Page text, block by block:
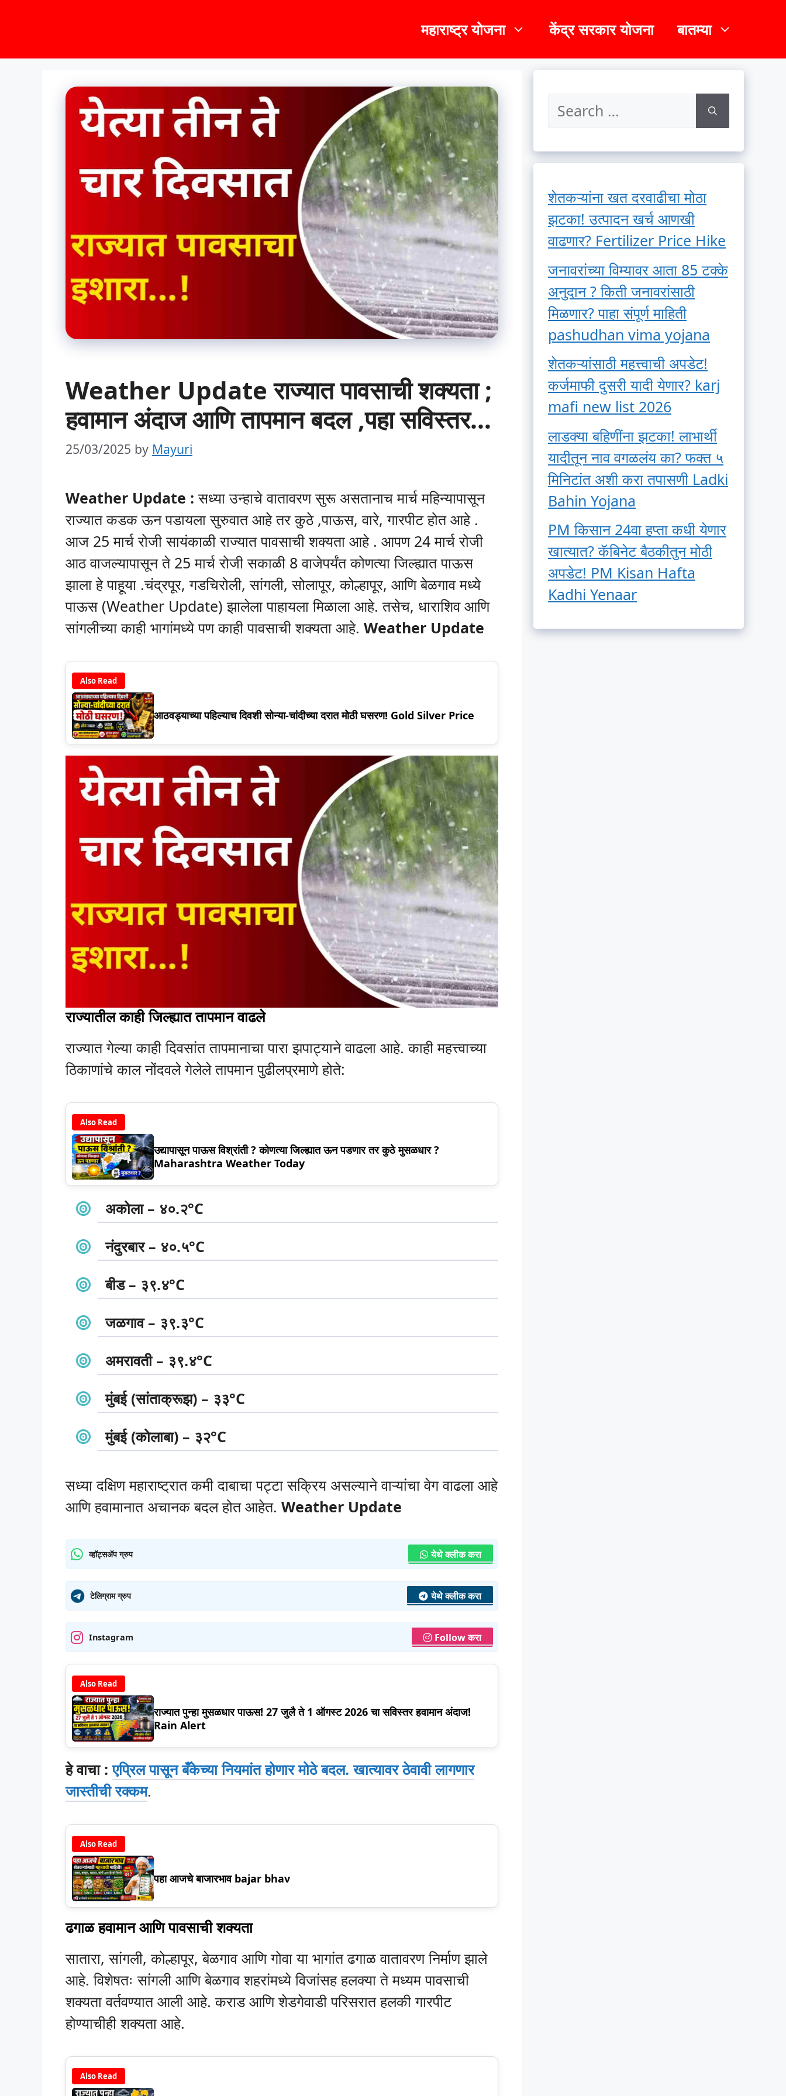
महाराष्ट्र योजना केंद्र सरकार योजना बातम्या
Weather Update राज्यात पावसाची शक्यता ;
हवामान अंदाज आणि तापमान बदल ,पहा सविस्तर…
25/03/2025 by Mayuri
Weather Update : सध्या उन्हाचे वातावरण सुरू असतानाच मार्च महिन्यापासून
राज्यात कडक ऊन पडायला सुरुवात आहे तर कुठे ,पाऊस, वारे, गारपीट होत आहे .
आज 25 मार्च रोजी सायंकाळी राज्यात पावसाची शक्यता आहे . आपण 24 मार्च रोजी
आठ वाजल्यापासून ते 25 मार्च रोजी सकाळी 8 वाजेपर्यंत कोणत्या जिल्ह्यात पाऊस
झाला हे पाहूया .चंद्रपूर, गडचिरोली, सांगली, सोलापूर, कोल्हापूर, आणि बेळगाव मध्ये
पाऊस (Weather Update) झालेला पाहायला मिळाला आहे. तसेच, धाराशिव आणि
सांगलीच्या काही भागांमध्ये पण काही पावसाची शक्यता आहे. Weather Update
Also Read
आठवड्याच्या पहिल्याच दिवशी सोन्या-चांदीच्या दरात मोठी घसरण! Gold Silver Price
राज्यातील काही जिल्ह्यात तापमान वाढले
राज्यात गेल्या काही दिवसांत तापमानाचा पारा झपाट्याने वाढला आहे. काही महत्त्वाच्या
ठिकाणांचे काल नोंदवले गेलेले तापमान पुढीलप्रमाणे होते:
Also Read
उद्यापासून पाऊस विश्रांती ? कोणत्या जिल्ह्यात ऊन पडणार तर कुठे मुसळधार ?
Maharashtra Weather Today
अकोला – ४०.२°C
नंदुरबार – ४०.५°C
बीड – ३९.४°C
जळगाव – ३९.३°C
अमरावती – ३९.४°C
मुंबई (सांताक्रूझ) – ३३°C
मुंबई (कोलाबा) – ३२°C
सध्या दक्षिण महाराष्ट्रात कमी दाबाचा पट्टा सक्रिय असल्याने वाऱ्यांचा वेग वाढला आहे
आणि हवामानात अचानक बदल होत आहेत. Weather Update
व्हॉट्सॲप ग्रुप येथे क्लीक करा
टेलिग्राम ग्रुप येथे क्लीक करा
Instagram Follow करा
Also Read
राज्यात पुन्हा मुसळधार पाऊस! 27 जुलै ते 1 ऑगस्ट 2026 चा सविस्तर हवामान अंदाज!
Rain Alert
हे वाचा :एप्रिल पासून बँकेच्या नियमांत होणार मोठे बदल. खात्यावर ठेवावी लागणार
जास्तीची रक्कम.
Also Read
पहा आजचे बाजारभाव bajar bhav
ढगाळ हवामान आणि पावसाची शक्यता
सातारा, सांगली, कोल्हापूर, बेळगाव आणि गोवा या भागांत ढगाळ वातावरण निर्माण झाले
आहे. विशेषतः सांगली आणि बेळगाव शहरांमध्ये विजांसह हलक्या ते मध्यम पावसाची
शक्यता वर्तवण्यात आली आहे. कराड आणि शेडगेवाडी परिसरात हलकी गारपीट
होण्याचीही शक्यता आहे.
Also Read
शेतकऱ्यांना खत दरवाढीचा मोठा
झटका! उत्पादन खर्च आणखी
वाढणार? Fertilizer Price Hike
जनावरांच्या विम्यावर आता 85 टक्के
अनुदान ? किती जनावरांसाठी
मिळणार? पाहा संपूर्ण माहिती
pashudhan vima yojana
शेतकऱ्यांसाठी महत्त्वाची अपडेट!
कर्जमाफी दुसरी यादी येणार? karj
mafi new list 2026
लाडक्या बहिणींना झटका! लाभार्थी
यादीतून नाव वगळलंय का? फक्त ५
मिनिटांत अशी करा तपासणी Ladki
Bahin Yojana
PM किसान 24वा हप्ता कधी येणार
खात्यात? कॅबिनेट बैठकीतुन मोठी
अपडेट! PM Kisan Hafta
Kadhi Yenaar